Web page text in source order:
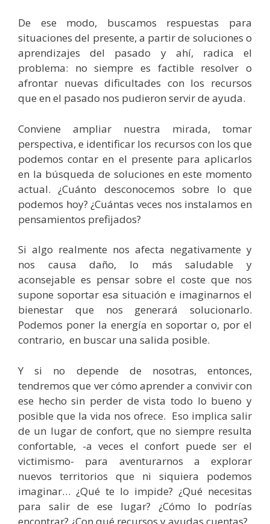
De ese modo, buscamos respuestas para
situaciones del presente, a partir de soluciones o
aprendizajes del pasado y ahí, radica el
problema: no siempre es factible resolver o
afrontar nuevas dificultades con los recursos
que en el pasado nos pudieron servir de ayuda.
Conviene ampliar nuestra mirada, tomar
perspectiva, e identificar los recursos con los que
podemos contar en el presente para aplicarlos
en la búsqueda de soluciones en este momento
actual. ¿Cuánto desconocemos sobre lo que
podemos hoy? ¿Cuántas veces nos instalamos en
pensamientos prefijados?
Si algo realmente nos afecta negativamente y
nos causa daño, lo más saludable y
aconsejable es pensar sobre el coste que nos
supone soportar esa situación e imaginarnos el
bienestar que nos generará solucionarlo.
Podemos poner la energía en soportar o, por el
contrario, en buscar una salida posible.
Y si no depende de nosotras, entonces,
tendremos que ver cómo aprender a convivir con
ese hecho sin perder de vista todo lo bueno y
posible que la vida nos ofrece. Eso implica salir
de un lugar de confort, que no siempre resulta
confortable, -a veces el confort puede ser el
victimismo- para aventurarnos a explorar
nuevos territorios que ni siquiera podemos
imaginar… ¿Qué te lo impide? ¿Qué necesitas
para salir de ese lugar? ¿Cómo lo podrías
encontrar? ¿Con qué recursos y ayudas cuentas?